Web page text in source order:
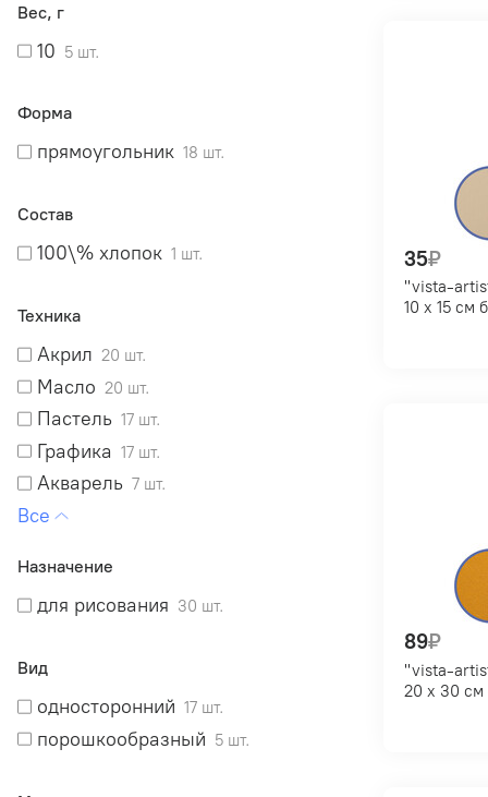
Вес, г
10 5 шт.
Форма
прямоугольник 18 шт.
Состав
100\% хлопок 1 шт.
Техника
Акрил 20 шт.
Масло 20 шт.
Пастель 17 шт.
Графика 17 шт.
Акварель 7 шт.
Гуашь
Темпера
Универсальная1 шт.
Назначение
для рисования 30 шт.
Вид
односторонний 17 шт.
порошкообразный 5 шт.
35₽
"vista-artista" pkrt-1015
10 х 15
89₽
"vista-artista" pkrt-2030
20 х 30